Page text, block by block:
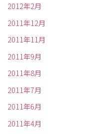
2012年2月
2011年12月
2011年11月
2011年9月
2011年8月
2011年7月
2011年6月
2011年4月